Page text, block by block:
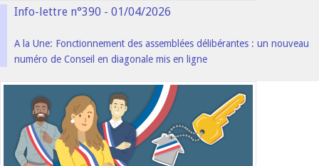
Info-lettre n°390 - 01/04/2026
A la Une: Fonctionnement des assemblées délibérantes : un nouveau
numéro de Conseil en diagonale mis en ligne